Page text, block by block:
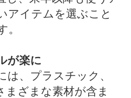
アイテムを選ぶこと
。
が楽に
は、プラスチック、
まざまな素材が含ま